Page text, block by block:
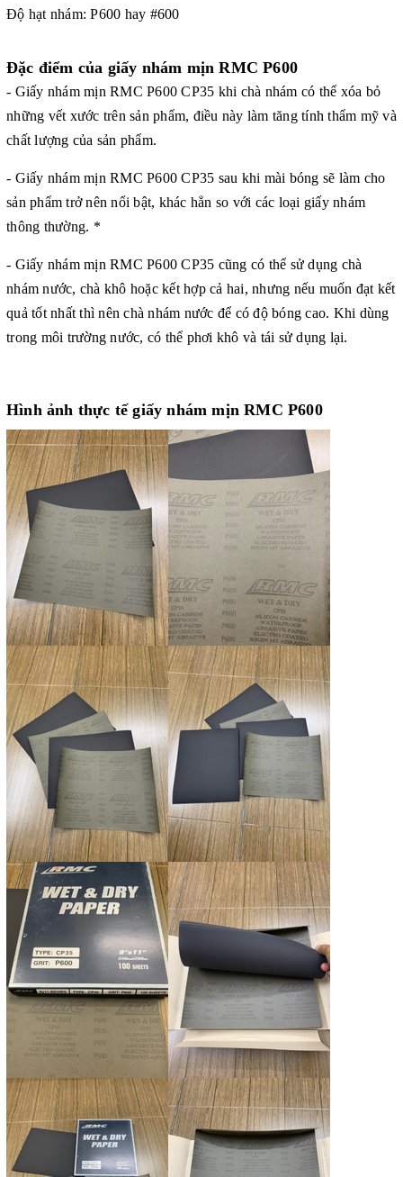
Độ hạt nhám: P600 hay #600
Đặc điểm của giấy nhám mịn RMC P600
- Giấy nhám mịn RMC P600 CP35 khi chà nhám có thể xóa bỏ
những vết xước trên sản phẩm, điều này làm tăng tính thẩm mỹ và
chất lượng của sản phẩm.
- Giấy nhám mịn RMC P600 CP35 sau khi mài bóng sẽ làm cho
sản phẩm trở nên nổi bật, khác hẳn so với các loại giấy nhám
thông thường. *
- Giấy nhám mịn RMC P600 CP35 cũng có thể sử dụng chà
nhám nước, chà khô hoặc kết hợp cả hai, nhưng nếu muốn đạt kết
quả tốt nhất thì nên chà nhám nước để có độ bóng cao. Khi dùng
trong môi trường nước, có thể phơi khô và tái sử dụng lại.
Hình ảnh thực tế giấy nhám mịn RMC P600